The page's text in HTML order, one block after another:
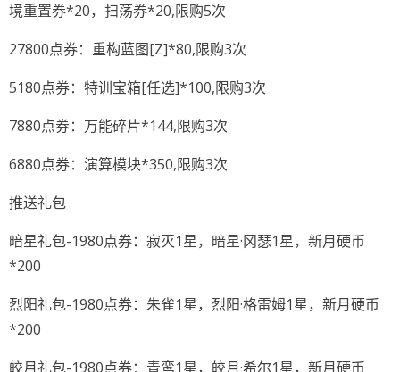
境重置券*20，扫荡券*20,限购5次
27800点券：重构蓝图[Z]*80,限购3次
5180点券：特训宝箱[任选]*100,限购3次
7880点券：万能碎片*144,限购3次
6880点券：演算模块*350,限购3次
推送礼包
暗星礼包-1980点券：寂灭1星，暗星·冈瑟1星，新月硬币
*200
烈阳礼包-1980点券：朱雀1星，烈阳·格雷姆1星，新月硬币
*200
皎月礼包-1980点券：青鸾1星，皎月·希尔1星，新月硬币